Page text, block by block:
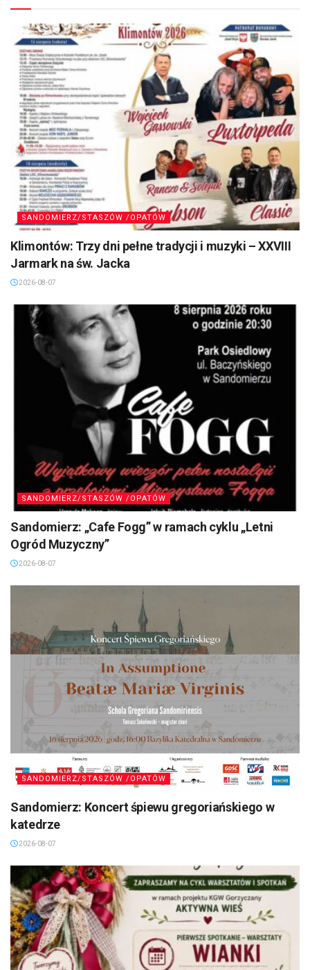
SANDOMIERZ/STASZÓW /OPATÓW
Klimontów: Trzy dni pełne tradycji i muzyki – XXVIII
Jarmark na św. Jacka
2026-08-07
SANDOMIERZ/STASZÓW /OPATÓW
Sandomierz: „Cafe Fogg” w ramach cyklu „Letni
Ogród Muzyczny”
2026-08-07
SANDOMIERZ/STASZÓW /OPATÓW
Sandomierz: Koncert śpiewu gregoriańskiego w
katedrze
2026-08-07